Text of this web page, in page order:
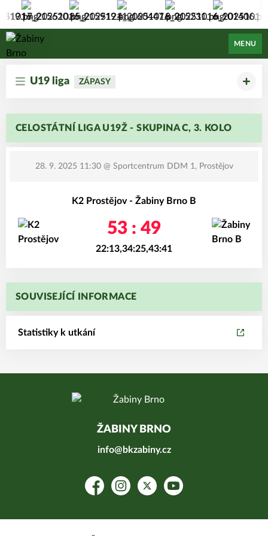
Žabiny Brno
MENU
U19 liga ZÁPASY
CELOSTÁTNÍ LIGA U19Ž - SKUPINA C, 3. KOLO
28. 9. 2025 11:30@ Sportcentrum DDM 1, Prostějov
K2 Prostějov - Žabiny Brno B
53 : 49
22:13,34:25,43:41
SOUVISEJÍCÍ INFORMACE
Statistiky k utkání
ŽABINY BRNO
info@bkzabiny.cz
FacebookInstagramPlatform X
YouTube